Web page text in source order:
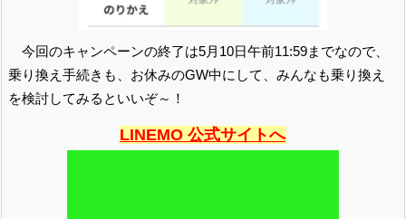
今回のキャンペーンの終了は5月10日午前11:59までなので、
乗り換え手続きも、お休みのGW中にして、みんなも乗り換え
を検討してみるといいぞ～！
LINEMO 公式サイトへ